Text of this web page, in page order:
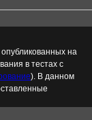
на
в тестах с
). В данном